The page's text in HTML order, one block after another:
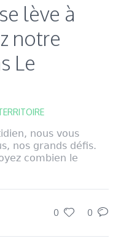
lève à
notre
Le
nous vous
nos grands défis.
combien le
0 0